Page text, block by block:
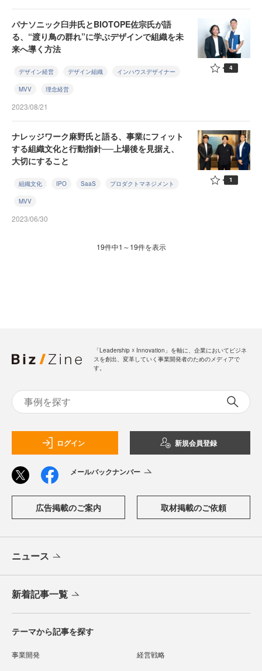
パナソニック臼井氏とBIOTOPE佐宗氏が語
る、“渡り鳥の群れ”に学ぶデザインで組織を未
来へ導く方法
デザイン経営 デザイン組織 インハウスデザイナー
MVV 理念経営
2023/08/21
4
ナレッジワーク麻野氏と語る、事業にフィット
する組織文化と行動指針──上場後を見据え、
大切にすること
組織文化 IPO SaaS プロダクトマネジメント
MVV
2023/06/30
1
19件中1～19件を表示
「Leadership ☓ Innovation」を軸に、企業においてビジネ
スを創出、変革していく事業開発者のためのメディアで
す。
ログイン 新規会員登録
メールバックナンバー
広告掲載のご案内 取材掲載のご依頼
ニュース
新着記事一覧
テーマから記事を探す
事業開発 経営戦略